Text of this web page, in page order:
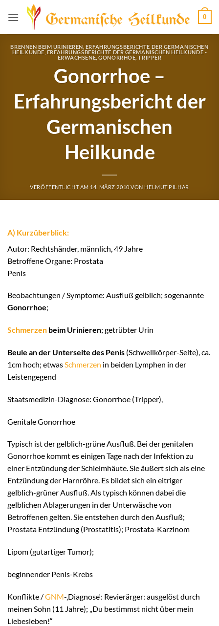
Inhalt
0
BRENNEN BEIM URINIEREN ERFAHRUNGSBERICHTE DER GERMANISCHEN
HEILKUNDE ERFAHRUNGSBERICHTE DER GERMANISCHEN HEILKUNDE -
ERWACHSENE ,GONORRHOE ,TRIPPER
Gonorrhoe –
Erfahrungsbericht der
Germanischen
Heilkunde
VERÖFFENTLICHT AM 14. MÄRZ 2010 VON HELMUT PILHAR
A) Kurzüberblick:
Autor: Rechtshänder, männlich, 49 Jahre
Betroffene Organe: Prostata
Penis
Beobachtungen / Symptome: Ausfluß gelblich; sogenannte
Gonorrhoe;
Schmerzen beim Urinieren; getrübter Urin
Beule an der Unterseite des Penis (Schwellkörper-Seite), ca.
1cm hoch; etwasSchmerzen in beiden Lymphen in der
Leistengegend
Staatsmedizin-Diagnose: Gonorrhoe (Tripper),
Genitale Gonorrhoe
Typisch ist der gelblich-grüne Ausfluß. Bei der genitalen
Gonorrhoe kommt es einigen Tage nach der Infektion zu
einer Entzündung der Schleimhäute. Sie äußert sich als eine
Entzündung der Harnröhre. Es bildet sich ein eitriger
gelblich-grüner Ausfluß. Als typisch können dabei die
gelblichen Ablagerungen in der Unterwäsche von
Betroffenen gelten. Sie entstehen durch den Ausfluß;
Prostata Entzündung (Prostatitis); Prostata-Karzinom
Lipom (gutartiger Tumor);
beginnender Penis-Krebs
Konflikte /GNM-‚Diagnose‘: Revierärger: ausgelöst durch
meinen Sohn (11 Jahre); „Du bestimmst nicht über mein
Liebesleben!“